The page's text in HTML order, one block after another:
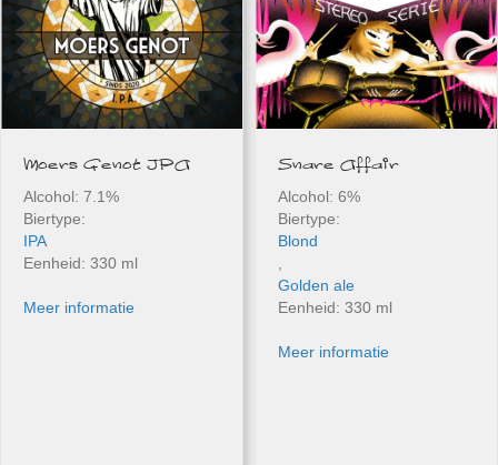
Moers Genot IPA
Alcohol: 7.1%
Biertype:
IPA
Eenheid: 330 ml
Meer informatie
Snare Affair
Alcohol: 6%
Biertype:
Blond
,
Golden ale
Eenheid: 330 ml
Meer informatie